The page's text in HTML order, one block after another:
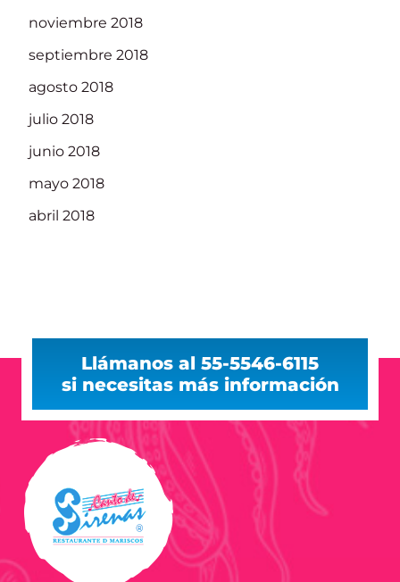
noviembre 2018
septiembre 2018
agosto 2018
julio 2018
junio 2018
mayo 2018
abril 2018
Llámanos al 55-5546-6115
si necesitas más información